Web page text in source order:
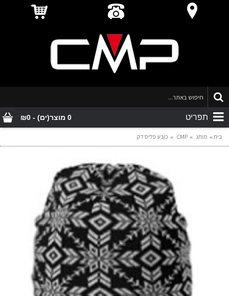
0 מוצר(ים) - ₪0 תפריט
בית מותג CMP כובע פליס דק